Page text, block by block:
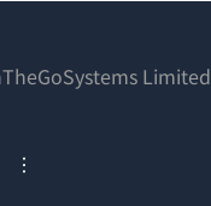
Limited